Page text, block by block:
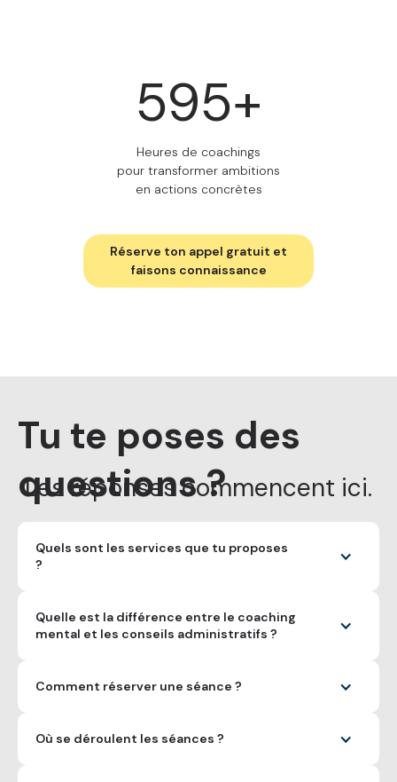
600+
Heures de coachings
pour transformer ambitions
en actions concrètes
Réserve ton appel gratuit et
faisons connaissance
Tu te poses des
questions ?
Les réponses commencent ici.
Quels sont les services que tu proposes
?
Quelle est la différence entre le coaching
mental et les conseils administratifs ?
Comment réserver une séance ?
Où se déroulent les séances ?